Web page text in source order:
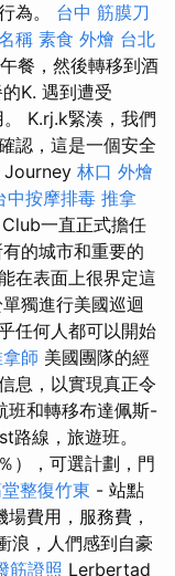
為。 台中 筋膜刀
稱 素食 外燴 台北
餐，然後轉移到酒
K. 遇到遭受
K.rj.k緊湊，我們
認，這是一個安全
Journey 林口 外燴
中按摩排毒 推拿
Club一直正式擔任
的城市和重要的
在表面上很界定這
獨進行美國巡迴
任何人都可以開始
師 美國團隊的經
息，以實現真正令
班和轉移布達佩斯-
路線，旅遊班。
），可選計劃，門
整復竹東 - 站點
場費用，服務費，
浪，人們感到自豪
筋證照 Lerbertad